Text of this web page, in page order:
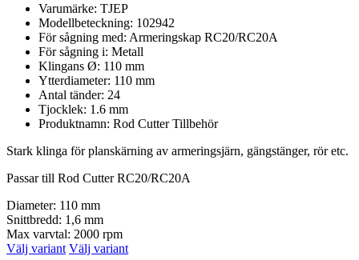
Varumärke: TJEP
Modellbeteckning: 102942
För sågning med: Armeringskap RC20/RC20A
För sågning i: Metall
Klingans Ø: 110 mm
Ytterdiameter: 110 mm
Antal tänder: 24
Tjocklek: 1.6 mm
Produktnamn: Rod Cutter Tillbehör
Stark klinga för planskärning av armeringsjärn, gängstänger, rör etc.
Passar till Rod Cutter RC20/RC20A
Diameter: 110 mm
Snittbredd: 1,6 mm
Max varvtal: 2000 rpm
Välj variant Välj variant